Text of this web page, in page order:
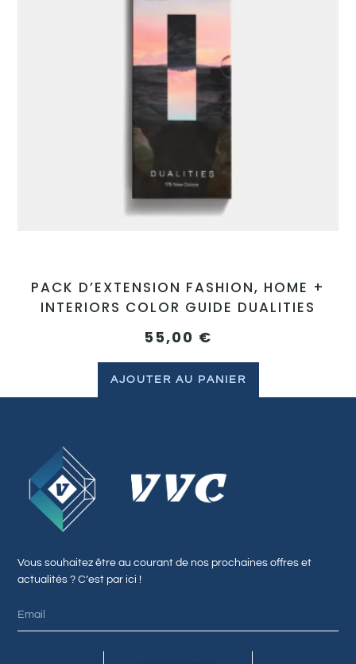
PACK D’EXTENSION FASHION, HOME +
INTERIORS COLOR GUIDE DUALITIES
55,00 €
AJOUTER AU PANIER
Vous souhaitez être au courant de nos prochaines offres et
actualités ? C’est par ici !